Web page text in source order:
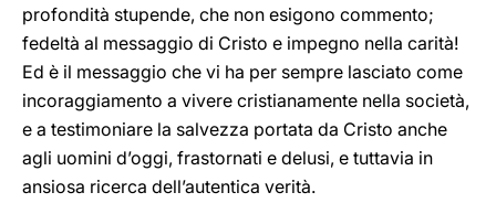
profondità stupende, che non esigono commento;
fedeltà al messaggio di Cristo e impegno nella carità!
Ed è il messaggio che vi ha per sempre lasciato come
incoraggiamento a vivere cristianamente nella società,
e a testimoniare la salvezza portata da Cristo anche
agli uomini d’oggi, frastornati e delusi, e tuttavia in
ansiosa ricerca dell’autentica verità.